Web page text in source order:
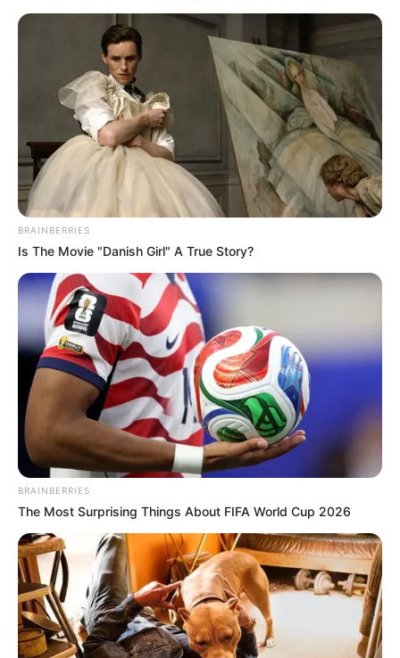
BRAINBERRIES
Is The Movie "Danish Girl" A True Story?
BRAINBERRIES
The Most Surprising Things About FIFA World Cup 2026